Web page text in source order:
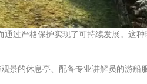
过严格保护实现了可持续发展。这
的休息亭、配备专业讲解员的游船